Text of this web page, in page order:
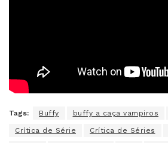
Tags: Buffy buffy a caça vampiros
Crítica de Série Crítica de Séries